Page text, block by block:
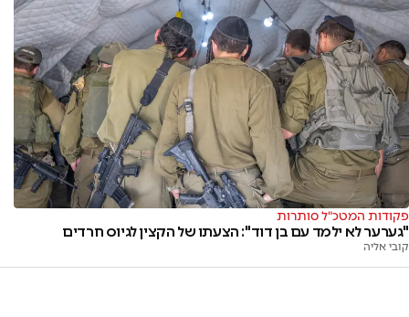
פקודות המטכ"ל סותרות
"גערער לא ילמד עם בן דוד": הצעתו של הקצין לגיוס חרדים
קובי אליה